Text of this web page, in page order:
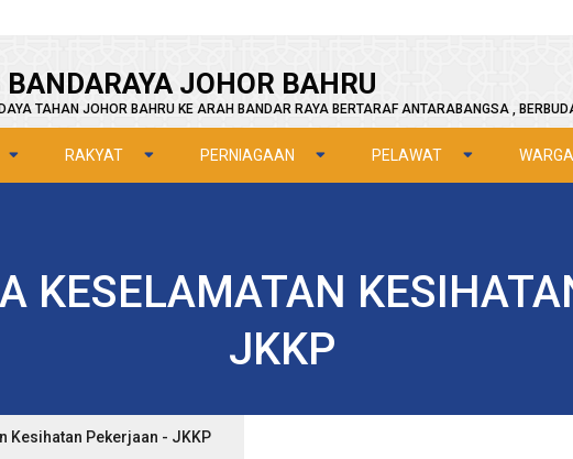
JOHOR BAHRU
TAHAN JOHOR BAHRU KE ARAH BANDAR RAYA BERTARAF ANTARABANGSA ,
RAKYAT PERNIAGAAN PELAWAT
KESELAMATAN
JKKP
Kesihatan Pekerjaan - JKKP